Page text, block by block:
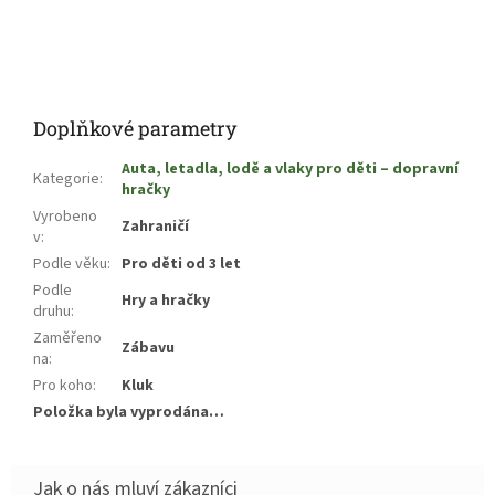
Doplňkové parametry
Kategorie:
Auta, letadla, lodě a vlaky pro děti – dopravní
hračky
Vyrobeno
v:
Zahraničí
Podle věku: Pro děti od 3 let
Podle
druhu:
Hry a hračky
Zaměřeno
na:
Zábavu
Pro koho:
Kluk
Položka byla vyprodána…